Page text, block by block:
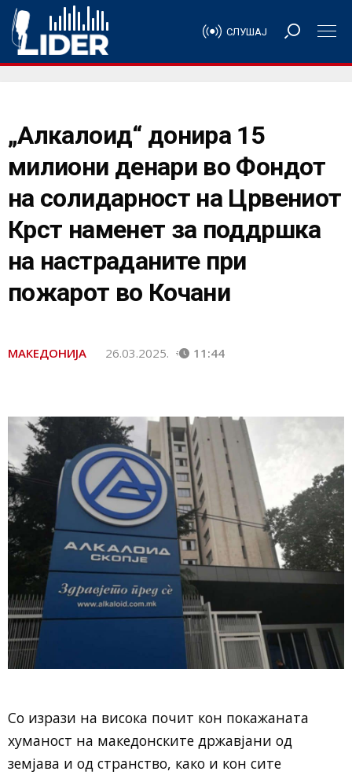
СЛУШАЈ
„Алкалоид“ донира 15
милиони денари во Фондот
на солидарност на Црвениот
Крст наменет за поддршка
на настраданите при
пожарот во Кочани
МАКЕДОНИЈА 26.03.2025. 11:44
Со изрази на висока почит кон покажаната
хуманост на македонските државјани од
земјава и од странство, како и кон сите